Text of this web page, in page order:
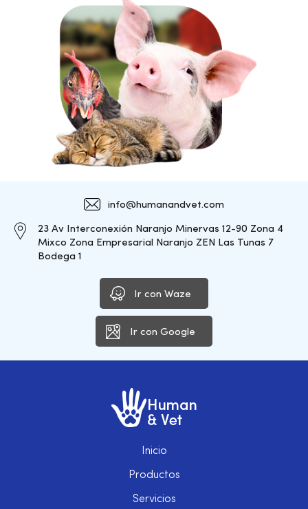
info@humanandvet.com
23 Av Interconexión Naranjo Minervas 12-90 Zona 4
Mixco Zona Empresarial Naranjo ZEN Las Tunas 7
Bodega 1
Ir con Waze
Ir con Google
Inicio
Productos
Servicios